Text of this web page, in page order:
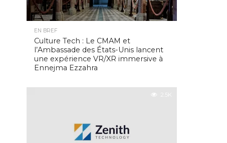
EN BREF
Culture Tech : Le CMAM et
l’Ambassade des États-Unis lancent
une expérience VR/XR immersive à
Ennejma Ezzahra
2.5K